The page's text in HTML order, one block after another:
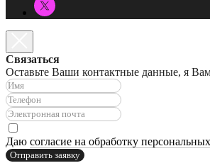
Связаться
Оставьте Ваши контактные данные, я
Даю согласие на обработку
Отправить заявку